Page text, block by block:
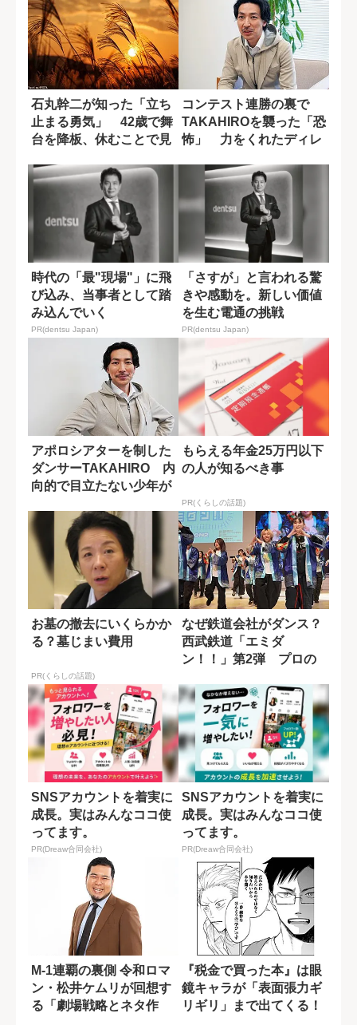
石丸幹二が知った「立ち
止まる勇気」 42歳で舞
台を降板、休むことで見
コンテスト連勝の裏で
TAKAHIROを襲った「恐
怖」 力をくれたディレ
時代の「最"現場"」に飛
び込み、当事者として踏
み込んでいく
PR(dentsu Japan)
「さすが」と言われる驚
きや感動を。新しい価値
を生む電通の挑戦
PR(dentsu Japan)
アポロシアターを制した
ダンサーTAKAHIRO 内
向的で目立たない少年が
もらえる年金25万円以下
の人が知るべき事
PR(くらしの話題)
お墓の撤去にいくらかか
る？墓じまい費用
PR(くらしの話題)
なぜ鉄道会社がダンス？
西武鉄道「エミダ
ン！！」第2弾 プロの
SNSアカウントを着実に
成長。実はみんなココ使
ってます。
PR(Dreaw合同会社)
SNSアカウントを着実に
成長。実はみんなココ使
ってます。
PR(Dreaw合同会社)
M-1連覇の裏側 令和ロマ
ン・松井ケムリが回想す
る「劇場戦略とネタ作
『税金で買った本』は眼
鏡キャラが「表面張力ギ
リギリ」まで出てくる！